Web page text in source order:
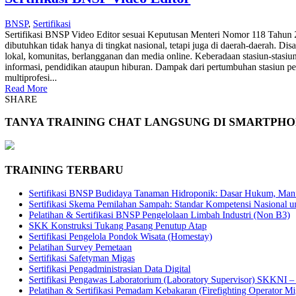
BNSP, Sertifikasi
Sertifikasi BNSP Video Editor sesuai Keputusan Menteri Nomor 118
dibutuhkan tidak hanya di tingkat nasional, tetapi juga di daerah-daerah.
lokal, komunitas, berlangganan dan media online. Keberadaan stasiun-
informasi, pendidikan ataupun hiburan. Dampak dari pertumbuhan stasiun
multiprofesi...
Read More
SHARE
TANYA TRAINING CHAT LANGSUNG DI
TRAINING TERBARU
Sertifikasi BNSP Budidaya Tanaman Hidroponik: Dasar Hukum,
Sertifikasi Skema Pemilahan Sampah: Standar Kompetensi Nasional
Pelatihan & Sertifikasi BNSP Pengelolaan Limbah Industri (Non B3)
SKK Konstruksi Tukang Pasang Penutup Atap
Sertifikasi Pengelola Pondok Wisata (Homestay)
Pelatihan Survey Pemetaan
Sertifikasi Safetyman Migas
Sertifikasi Pengadministrasian Data Digital
Sertifikasi Pengawas Laboratorium (Laboratory Supervisor) SKKNI
Pelatihan & Sertifikasi Pemadam Kebakaran (Firefighting Operator